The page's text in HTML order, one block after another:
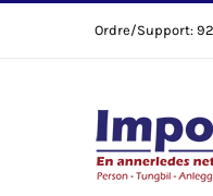
Ordre/Support: